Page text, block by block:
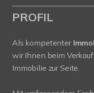
PROFIL
Als kompetenter
wir Ihnen beim
Immobilie zur Seite.